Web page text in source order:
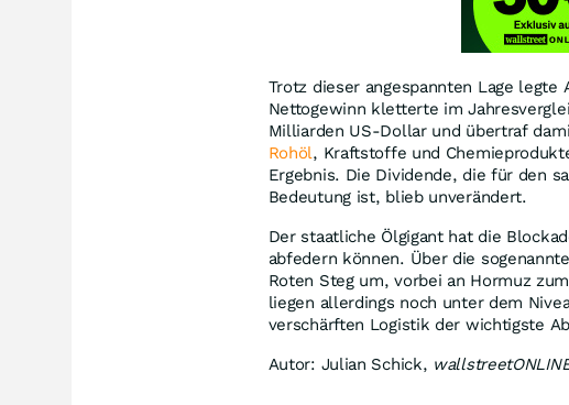
Trotz dieser angespannten Lage
Nettogewinn kletterte im
Milliarden US-Dollar und übertraf
Rohöl, Kraftstoffe und
Ergebnis. Die Dividende, die für den
Bedeutung ist, blieb unverändert.
Der staatliche Ölgigant hat die
abfedern können. Über die
Roten Steg um, vorbei an Hormuz
liegen allerdings noch unter dem
verschärften Logistik der wichtigste
Autor: Julian Schick,